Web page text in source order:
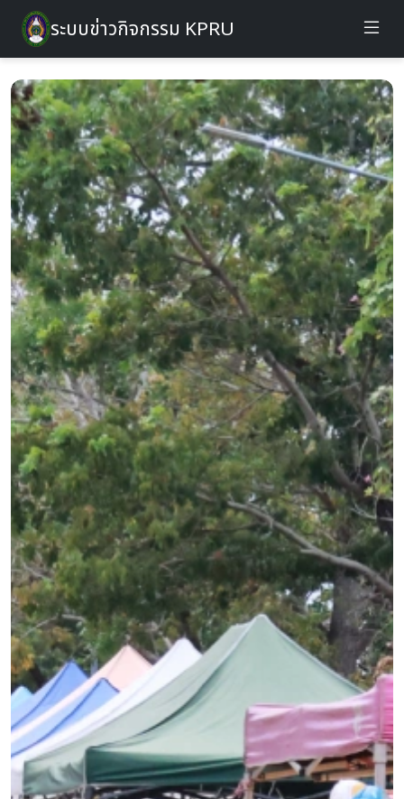
ระบบข่าวกิจกรรม KPRU